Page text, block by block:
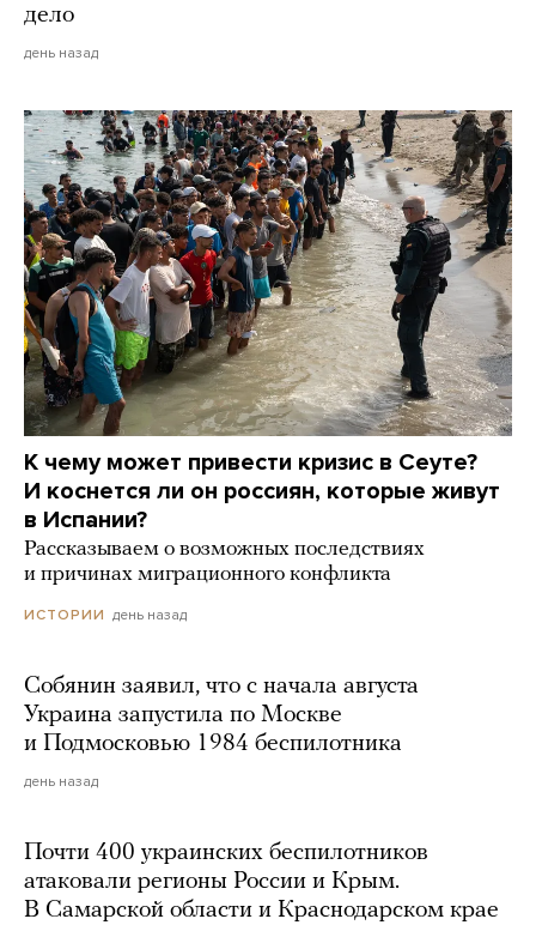
дело
день назад
К чему может привести кризис в Сеуте?
И коснется ли он россиян, которые живут
в Испании?
Рассказываем о возможных последствиях
и причинах миграционного конфликта
ИСТОРИИ день назад
Собянин заявил, что с начала августа
Украина запустила по Москве
и Подмосковью 1984 беспилотника
день назад
Почти 400 украинских беспилотников
атаковали регионы России и Крым.
В Самарской области и Краснодарском крае